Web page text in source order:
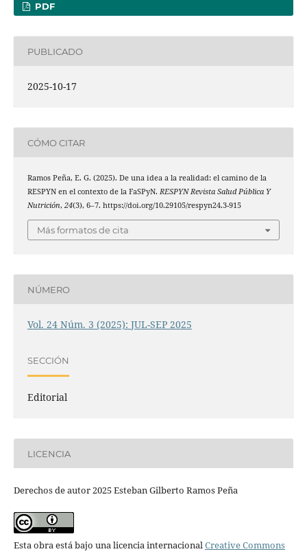
PDF
PUBLICADO
2025-10-17
CÓMO CITAR
Ramos Peña, E. G. (2025). De una idea a la realidad: el camino de la
RESPYN en el contexto de la FaSPyN. RESPYN Revista Salud Pública Y
Nutrición, 24(3), 6–7. https://doi.org/10.29105/respyn24.3-915
Más formatos de cita
NÚMERO
Vol. 24 Núm. 3 (2025): JUL-SEP 2025
SECCIÓN
Editorial
LICENCIA
Derechos de autor 2025 Esteban Gilberto Ramos Peña
Esta obra está bajo una licencia internacionalCreative Commons